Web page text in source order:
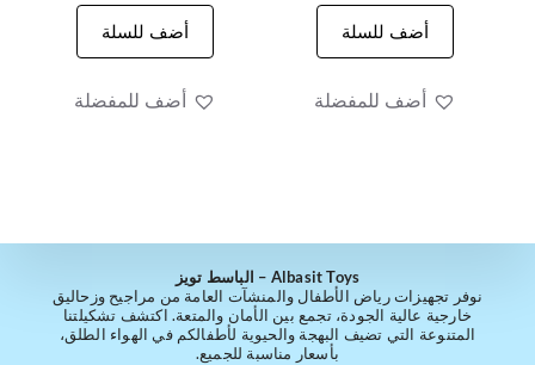
أضف للسلة
أضف للمفضلة
أضف للسلة
أضف للمفضلة
Albasit Toys – الباسط تويز
نوفر تجهيزات رياض الأطفال والمنشآت العامة من مراجيح وزحاليق
خارجية عالية الجودة، تجمع بين الأمان والمتعة. اكتشف تشكيلتنا
المتنوعة التي تضيف البهجة والحيوية لأطفالكم في الهواء الطلق،
بأسعار مناسبة للجميع.